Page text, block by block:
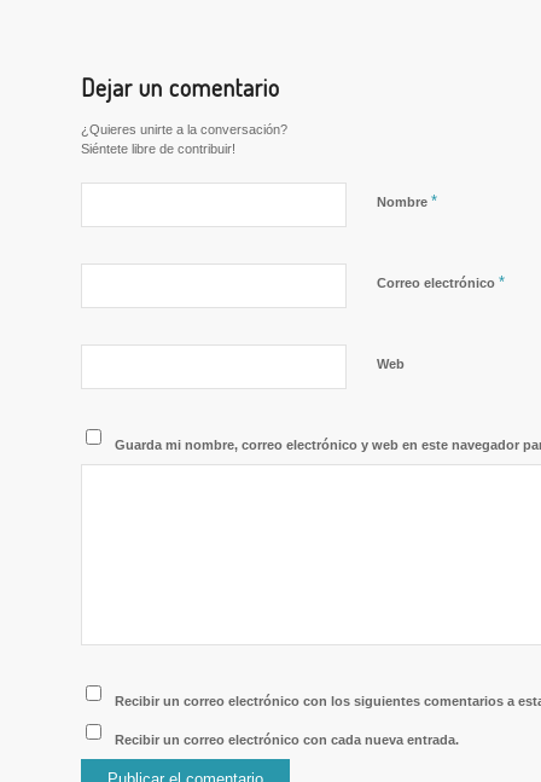
Dejar un comentario
¿Quieres unirte a la conversación?
Siéntete libre de contribuir!
Nombre *
Correo electrónico *
Web
Guarda mi nombre, correo electrónico y web en este navegador
Recibir un correo electrónico con los siguientes comentarios a
Recibir un correo electrónico con cada nueva entrada.